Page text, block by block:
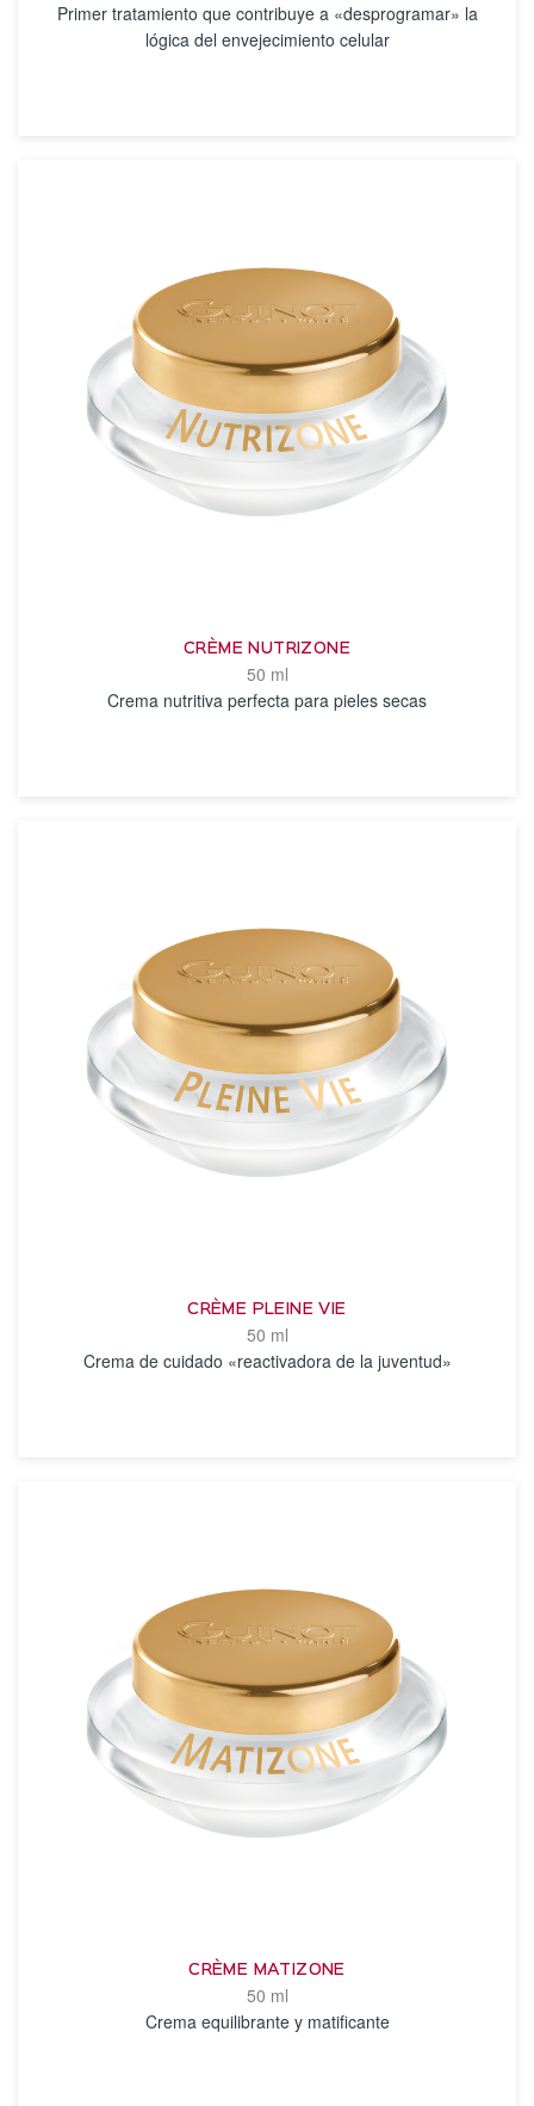
Primer tratamiento que contribuye a «desprogramar» la
lógica del envejecimiento celular
CRÈME NUTRIZONE
50 ml
Crema nutritiva perfecta para pieles secas
CRÈME PLEINE VIE
50 ml
Crema de cuidado «reactivadora de la juventud»
CRÈME MATIZONE
50 ml
Crema equilibrante y matificante